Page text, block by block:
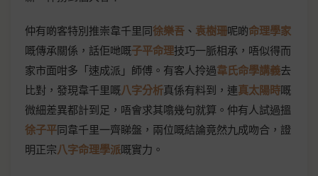
仲有啲客特別推崇韋千里同徐樂吾 、 袁樹珊呢啲命理學家
嘅傳承關係，話佢哋嘅子平命理技巧一脈相承，唔似得而
家市面咁多「速成派」師傅。有客人拎過韋氏命學講義去
比對，發現韋千里嘅八字分析真係有料到，連真太陽時嘅
微細差異都計到足，唔會求其噏幾句就算。仲有人試過搵
徐子平同韋千里一齊睇盤，兩位嘅結論竟然九成吻合，證
明正宗八字命理學派嘅實力。